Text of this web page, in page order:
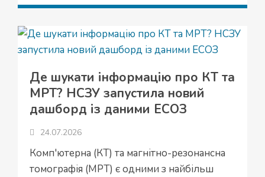
Де шукати інформацію про КТ та
МРТ? НСЗУ запустила новий
дашборд із даними ЕСОЗ
24.07.2026
Комп'ютерна (КТ) та магнітно-резонансна
томографія (МРТ) є одними з найбільш